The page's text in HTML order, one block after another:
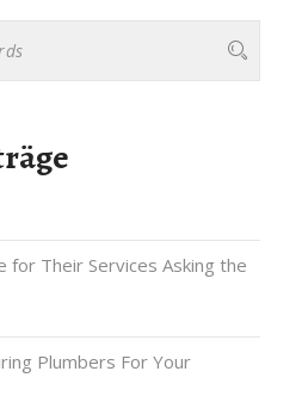
for Their Services Asking the
Plumbers For Your